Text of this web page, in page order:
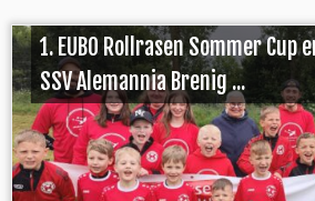
1. EUBO Rollrasen Sommer
SSV Alemannia Brenig ...